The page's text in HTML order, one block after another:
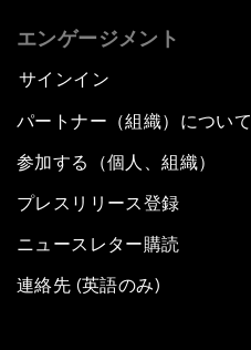
エンゲージメント
サインイン
パートナー（組織）について
参加する（個人、組織）
プレスリリース登録
ニュースレター購読
連絡先 (英語のみ)